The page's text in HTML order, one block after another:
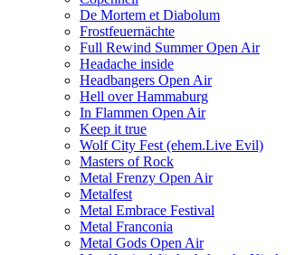
De Mortem et Diabolum
Frostfeuernächte
Full Rewind Summer Open Air
Headache inside
Headbangers Open Air
Hell over Hammaburg
In Flammen Open Air
Keep it true
Wolf City Fest (ehem.Live Evil)
Masters of Rock
Metal Frenzy Open Air
Metalfest
Metal Embrace Festival
Metal Franconia
Metal Gods Open Air